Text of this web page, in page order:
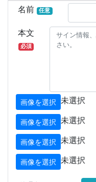
名前
任意
本文
必須
画像を選択 未選択
画像を選択 未選択
画像を選択 未選択
画像を選択 未選択